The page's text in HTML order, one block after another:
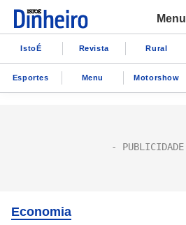
Menu
IstoÉ Revista Rural
Esportes Menu Motorshow
Economia